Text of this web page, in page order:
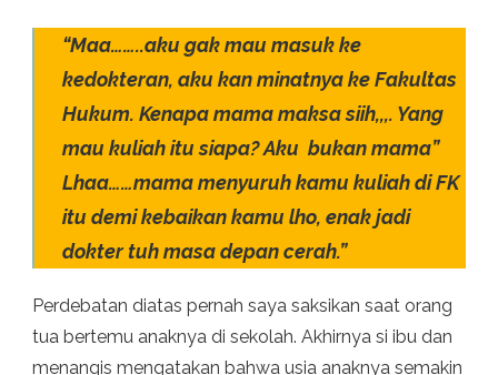
ANAK
“Maa……..aku gak mau masuk ke
kedokteran, aku kan minatnya ke Fakultas
Hukum. Kenapa mama maksa siih,,,. Yang
mau kuliah itu siapa? Aku bukan mama”
Lhaa……mama menyuruh kamu kuliah di FK
itu demi kebaikan kamu lho, enak jadi
dokter tuh masa depan cerah.”
Perdebatan diatas pernah saya saksikan saat orang
tua bertemu anaknya di sekolah. Akhirnya si ibu dan
menangis mengatakan bahwa usia anaknya semakin